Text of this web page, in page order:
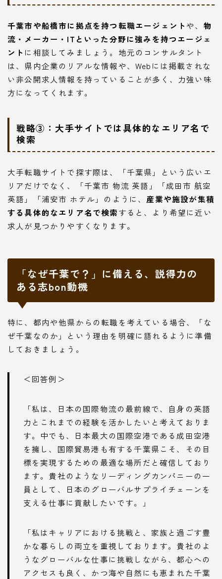
千葉市や船橋市に拠点を持つ転職エージェントや、 物
流・メーカー・ITといった分野に強みを持つエージェ
ント に相談してみましょう。地元のコンサルタント
は、県内企業のリアルな情報や、Webには掲載されな
い非公開求人情報を持っていることが多く、力強い味
方になってくれます。
戦略③：大手サイトでは具体的なエリア名で
検索
大手転職サイトで探す際は、「千葉県」という広いエ
リアだけでなく、「千葉市 物流 英語」「成田市 航空
英語」「浦安市 ホテル」のように、 産業や施設が集積
する具体的なエリア名で検索すると、より希望に近い
求人が見つかりやすくなります。
「なぜ千葉で？」に備える、説得力の
ある志bon動機
特に、都内や他県からの転職を考えている場合、「な
ぜ千葉なのか」という理由を明確に語れるように準備
しておきましょう。
＜回答例＞
「私は、日本の国際物流の最前線で、自身の英語
力とこれまでの経験を活かしたいと考えておりま
す。中でも、日本最大の国際空港である成田空港
を擁し、国際貿易港も有する千葉県こそ、その目
標を実現するための最適な場所だと確信しており
ます。貴社のようなリーディングカンパニーの一
員として、日本のグローバルサプライチェーンを
支える仕事に貢献したいです。」
「私はキャリアにおける挑戦と、家族と過ごす豊
かな暮らしの両立を重視しております。貴社のよ
うなグローバルな仕事に挑戦しながら、都心への
アクセスも良く、かつ海や自然にも恵まれた千葉